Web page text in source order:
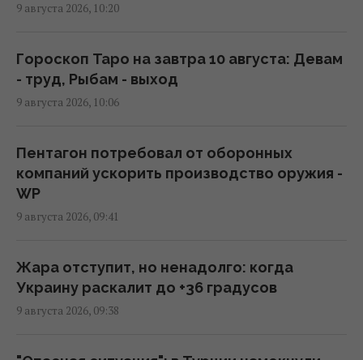
ВСУ взяли в плен Мохамеда Салаха: в сети
звездного футболиста
09:46 воскресенье, 09 августа 2026
вложили в ремонт 2,5 млн грн: как его
обустроили
09:38 воскресенье, 09 августа 2026
Харькове: разрушены верхние этажи, есть
погибшие
09:30 воскресенье, 09 августа 2026
9 августа 2026, 10:20
Гороскоп Таро на завтра 10 августа: Девам
- труд, Рыбам - выход
9 августа 2026, 10:06
Пентагон потребовал от оборонных
компаний ускорить производство оружия -
WP
9 августа 2026, 09:41
Жара отступит, но ненадолго: когда
Украину раскалит до +36 градусов
9 августа 2026, 09:38